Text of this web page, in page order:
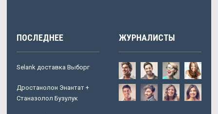
ПОСЛЕДНЕЕ
Selank доставка Выборг
Дростанолон Энантат +
Станазолол Бузулук
ЖУРНАЛИСТЫ